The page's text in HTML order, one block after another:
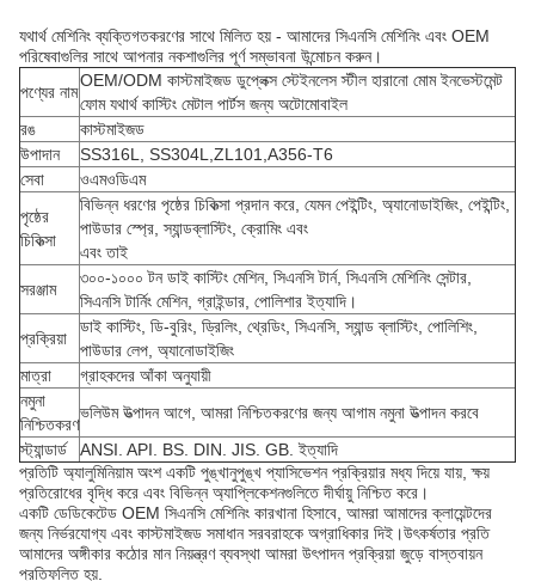
যথার্থ মেশিনিং ব্যক্তিগতকরণের সাথে মিলিত হয় - আমাদের সিএনসি মেশিনিং এবং OEM
পরিষেবাগুলির সাথে আপনার নকশাগুলির পূর্ণ সম্ভাবনা উন্মোচন করুন।
পণ্যের নাম
OEM/ODM কাস্টমাইজড ডুপ্লেক্স স্টেইনলেস স্টীল হারানো মোম ইনভেস্টমেন্ট
ফোম যথার্থ কাস্টিং মেটাল পার্টস জন্য অটোমোবাইল
রঙ
কাস্টমাইজড
উপাদান
SS316L, SS304L,ZL101,A356-T6
সেবা
ওএমওডিএম
পৃষ্ঠের
চিকিত্সা
বিভিন্ন ধরণের পৃষ্ঠের চিকিত্সা প্রদান করে, যেমন পেইন্টিং, অ্যানোডাইজিং, পেইন্টিং,
পাউডার স্প্রে, স্যান্ডব্লাস্টিং, ক্রোমিং এবং
এবং তাই
সরঞ্জাম
৩০০-১০০০ টন ডাই কাস্টিং মেশিন, সিএনসি টার্ন, সিএনসি মেশিনিং সেন্টার,
সিএনসি টার্নিং মেশিন, গ্রাইন্ডার, পোলিশার ইত্যাদি।
প্রক্রিয়া
ডাই কাস্টিং, ডি-বুরিং, ড্রিলিং, থ্রেডিং, সিএনসি, স্যান্ড ব্লাস্টিং, পোলিশিং,
পাউডার লেপ, অ্যানোডাইজিং
মাত্রা
গ্রাহকদের আঁকা অনুযায়ী
নমুনা
নিশ্চিতকরণ
ভলিউম উত্পাদন আগে, আমরা নিশ্চিতকরণের জন্য আগাম নমুনা উত্পাদন করবে
স্ট্যান্ডার্ড
ANSI. API. BS. DIN. JIS. GB. ইত্যাদি
প্রতিটি অ্যালুমিনিয়াম অংশ একটি পুঙ্খানুপুঙ্খ প্যাসিভেশন প্রক্রিয়ার মধ্য দিয়ে যায়, ক্ষয়
প্রতিরোধের বৃদ্ধি করে এবং বিভিন্ন অ্যাপ্লিকেশনগুলিতে দীর্ঘায়ু নিশ্চিত করে।
একটি ডেডিকেটেড OEM সিএনসি মেশিনিং কারখানা হিসাবে, আমরা আমাদের ক্লায়েন্টদের
জন্য নির্ভরযোগ্য এবং কাস্টমাইজড সমাধান সরবরাহকে অগ্রাধিকার দিই।উৎকর্ষতার প্রতি
আমাদের অঙ্গীকার কঠোর মান নিয়ন্ত্রণ ব্যবস্থা আমরা উৎপাদন প্রক্রিয়া জুড়ে বাস্তবায়ন
প্রতিফলিত হয়.